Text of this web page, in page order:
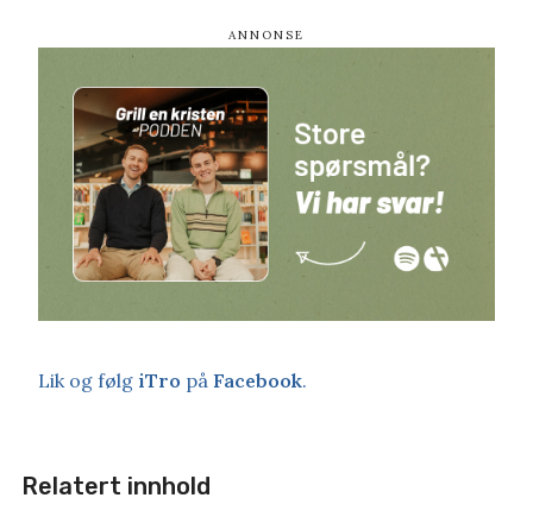
Lik og følg iTro på Facebook.
Relatert innhold